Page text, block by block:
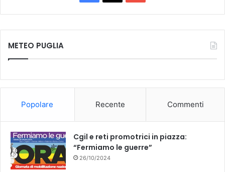
a
c
k
o
u
METEO PUGLIA
Popolare Recente Commenti
Cgil e reti promotrici in piazza:
“Fermiamo le guerre”
26/10/2024